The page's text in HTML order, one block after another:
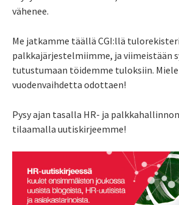
vähenee.
Me jatkamme täällä CGI:llä
palkkajärjestelmiimme, ja viimeistään
tutustumaan töidemme tuloksiin.
vuodenvaihdetta odottaen!
Pysy ajan tasalla HR- ja
tilaamalla uutiskirjeemme!